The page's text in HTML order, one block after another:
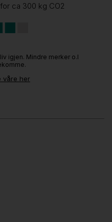
ca 300 kg CO2
igjen. Mindre merker o.l
våre her